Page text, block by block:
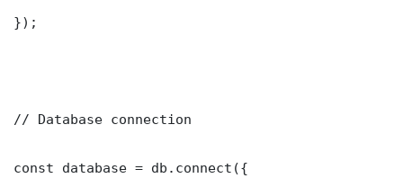
});
// Database connection
const database = db.connect({